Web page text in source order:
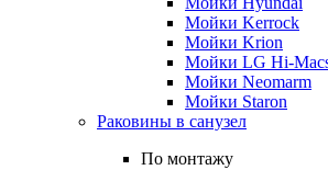
Мойки Kerrock
Мойки Krion
Мойки LG Hi-
Мойки Neomarm
Мойки Staron
Раковины в санузел
По монтажу